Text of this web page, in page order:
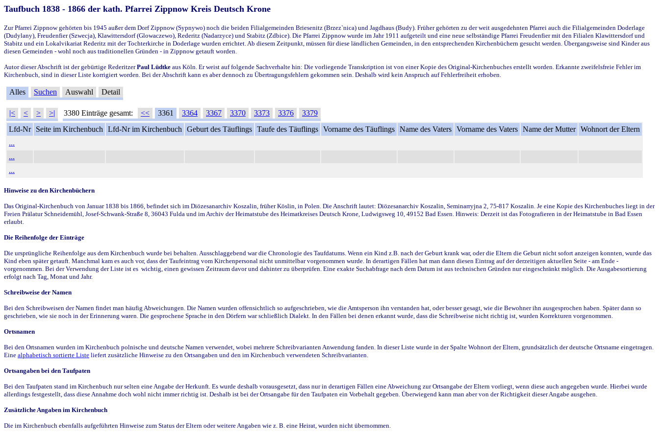
Taufbuch 1838 - 1866 der kath. Pfarrei Zippnow Kreis Deutsch Krone
Zur Pfarrei Zippnow gehörten bis 1945 außer dem Dorf Zippnow (Sypnywo) noch die beiden Filialgemeinden Briesenitz (Brzez`nica) und Jagdhaus (Budy). Früher gehörten zu der weit ausgedehnten Pfarrei auch die Filialgemeinden Doderlage
(Dudylany), Freudenfier (Szwecja), Klawittersdorf (Glowaczewo), Rederitz (Nadarzyce) und Stabitz (Zdbice). Die Pfarrei Zippnow wurde im Jahr 1911 aufgeteilt und eine neue selbständige Pfarrei Freudenfier mit den Filialen Klawittersdorf und
Stabitz und ein Lokalvikariat Rederitz mit der Tochterkirche in Doderlage wurden errichtet. Ab diesem Zeitpunkt, müssen für diese ländlichen Gemeinden, in den entsprechenden Kirchenbüchern gesucht werden. Übergangsweise sind Kinder aus
diesen Gemeinden - wohl noch aus traditionellen Gründen - in Zippnow getauft worden.
Autor dieser Abschrift ist der gebürtige RederitzerPaul Lüdtke aus Köln. Er weist auf folgende Sachverhalte hin: Die vorliegende Transkription ist von einer Kopie des Original-Kirchenbuches erstellt worden. Erkannte zweifelsfreie Fehler im
Kirchenbuch, sind in dieser Liste korrigiert worden. Bei der Abschrift kann es aber dennoch zu Übertragungsfehlern gekommen sein. Deshalb wird kein Anspruch auf Fehlerfreiheit erhoben.
Alles Suchen Auswahl Detail
|< < > >| 3380 Einträge gesamt: << 3361 3364 3367 3370 3373 3376
3379
Lfd-Nr
Seite im Kirchenbuch Lfd-Nr im Kirchenbuch Geburt des Täuflings Taufe des Täuflings Vorname des Täuflings Name des Vaters Vorname des Vaters Name der Mutter Wohnort der Eltern
...
...
...
Hinweise zu den Kirchenbüchern
Das Original-Kirchenbuch von Januar 1838 bis 1866, befindet sich im Diözesanarchiv Koszalin, früher Köslin, in Polen. Die Anschrift lautet: Diözesanarchiv Koszalin, Seminarryjna 2, 75-817 Koszalin. Je eine Kopie des Kirchenbuches liegt in der
Freien Prälatur Schneidemühl, Josef-Schwank-Straße 8, 36043 Fulda und im Archiv der Heimatstube des Heimatkreises Deutsch Krone, Ludwigsweg 10, 49152 Bad Essen. Hinweis: Derzeit ist das Fotografieren in der Heimatstube in Bad Essen
erlaubt.
Die Reihenfolge der Einträge
Die ursprüngliche Reihenfolge aus dem Kirchenbuch wurde bei behalten. Ausschlaggebend war die Chronologie des Taufdatums. Wenn ein Kind z.B. nach der Geburt krank war, oder die Eltern die Geburt nicht sofort anzeigen konnten, wurde das
Kind eben später getauft. Manchmal kam es auch vor, dass der Taufeintrag vom Kirchenpersonal nicht unmittelbar vorgenommen wurde. In derartigen Fällen hat man dann diesen Eintrag auf der derzeitigen aktuellen Seite - am Ende -
vorgenommen. Bei der Verwendung der Liste ist es wichtig, einen gewissen Zeitraum davor und dahinter zu überprüfen. Eine exakte Suchabfrage nach dem Datum ist aus technischen Gründen nur eingeschränkt möglich. Die Ausgabesortierung
erfolgt nach Tag, Monat und Jahr.
Schreibweise der Namen
Bei den Schreibweisen der Namen findet man häufig Abweichungen. Die Namen wurden offensichtlich so aufgeschrieben, wie die Amtsperson ihn verstanden hat, oder besser gesagt, wie die Bewohner ihn ausgesprochen haben. Später dann so
geschrieben, wie sie noch in der Erinnerung waren. Die gesprochene Sprache in den Dörfern war schließlich Dialekt. In den Fällen bei denen erkannt wurde, dass die Schreibweise nicht richtig ist, wurden Korrekturen vorgenommen.
Ortsnamen
Bei den Ortsnamen wurden im Kirchenbuch polnische und deutsche Namen verwendet, wobei mehrere Schreibvarianten Anwendung fanden. In dieser Liste wurde in der Spalte Wohnort der Eltern, grundsätzlich der deutsche Ortsname eingetragen.
Eine alphabetisch sortierte Liste liefert zusätzliche Hinweise zu den Ortsangaben und den im Kirchenbuch verwendeten Schreibvarianten.
Ortsangaben bei den Taufpaten
Bei den Taufpaten stand im Kirchenbuch nur selten eine Angabe der Herkunft. Es wurde deshalb vorausgesetzt, dass nur in derartigen Fällen eine Abweichung zur Ortsangabe der Eltern vorliegt, wenn diese auch angegeben wurde. Hierbei wurde
allerdings festgestellt, dass diese Annahme doch wohl nicht immer richtig ist. Deshalb ist bei der Ortsangabe für den Taufpaten ein Vorbehalt gegeben. Überwiegend kann man aber von der Richtigkeit dieser Angabe ausgehen.
Zusätzliche Angaben im Kirchenbuch
Die im Kirchenbuch ebenfalls aufgeführten Hinweise zum Status der Eltern oder weitere Angaben wie z. B. eine Heirat, wurden nicht übernommen.